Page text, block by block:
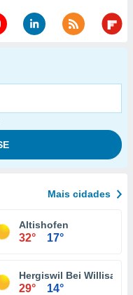
Mais cidades
Altishofen
32° 17°
Hergiswil Bei Willisau
29° 14°